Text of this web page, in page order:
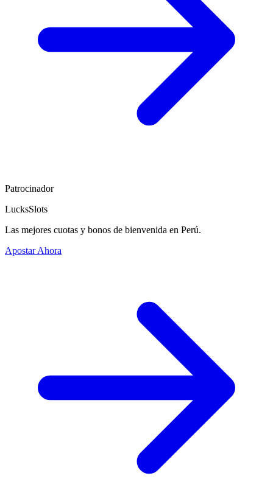
Patrocinador
LucksSlots
Las mejores cuotas y bonos de bienvenida en Perú.
Apostar Ahora